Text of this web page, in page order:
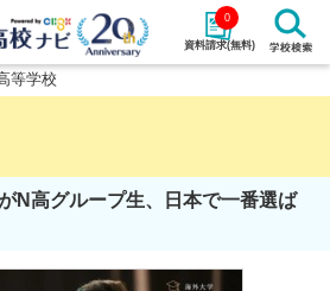
資料請求(無料)
0
特徴から探す
等学校
N高グループ生、日本で一番選ば